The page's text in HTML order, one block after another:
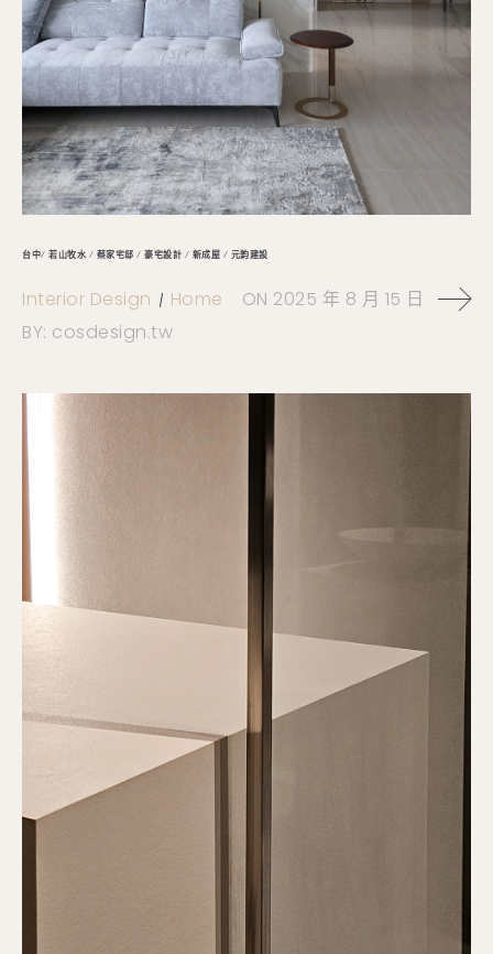
台中/ 若山牧水 / 蔡家宅邸 / 豪宅設計 / 新成屋 / 元鈞建設
Interior Design Home ON 2025 年 8 月 15 日
BY: cosdesign.tw